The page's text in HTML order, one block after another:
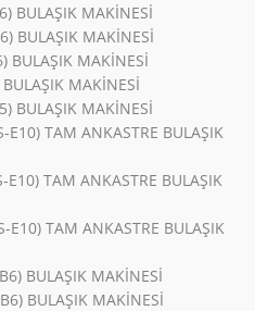
BULAŞIK MAKİNESİ
BULAŞIK MAKİNESİ
BULAŞIK MAKİNESİ
MAKİNESİ
BULAŞIK MAKİNESİ
TAM ANKASTRE BULAŞIK
TAM ANKASTRE BULAŞIK
TAM ANKASTRE BULAŞIK
BULAŞIK MAKİNESİ
BULAŞIK MAKİNESİ